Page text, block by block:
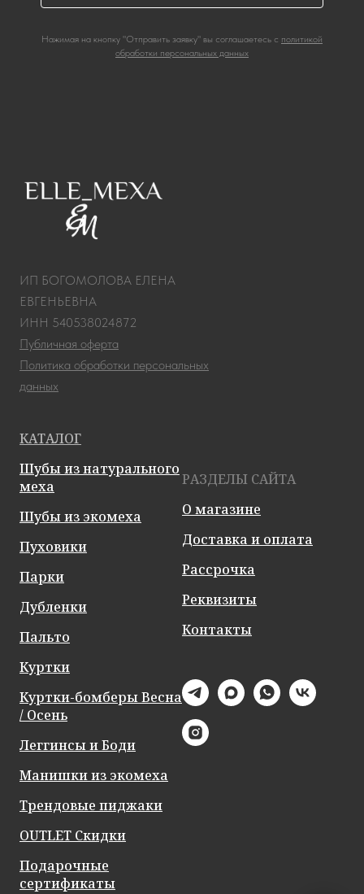
Нажимая на кнопку "Отправить заявку" вы соглашаетесь с политикой
обработки персональных данных
ИП БОГОМОЛОВА ЕЛЕНА
ЕВГЕНЬЕВНА
ИНН 540538024872
Публичная оферта
Политика обработки персональных
данных
КАТАЛОГ
Шубы из натурального
меха
Шубы из экомеха
Пуховики
Парки
Дубленки
Пальто
Куртки
Куртки-бомберы Весна
/ Осень
Леггинсы и Боди
Манишки из экомеха
Трендовые пиджаки
OUTLET Скидки
Подарочные
сертификаты
РАЗДЕЛЫ САЙТА
О магазине
Доставка и оплата
Рассрочка
Реквизиты
Контакты